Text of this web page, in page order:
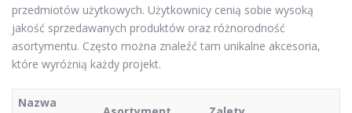
przedmiotów użytkowych. Użytkownicy cenią sobie wysoką
jakość sprzedawanych produktów oraz różnorodność
asortymentu. Często można znaleźć tam unikalne akcesoria,
które wyróżnią każdy projekt.
Nazwa